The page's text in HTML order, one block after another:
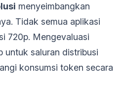
menyeimbangkan
Tidak semua aplikasi
720p. Mengevaluasi
untuk saluran distribusi
konsumsi token secara